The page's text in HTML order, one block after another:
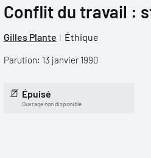
Conflit du travail :
Gilles Plante Éthique
Parution: 13 janvier 1990
Épuisé
Ouvrage non disponible